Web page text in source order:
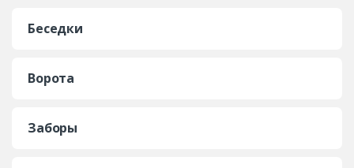
Беседки
Ворота
Заборы